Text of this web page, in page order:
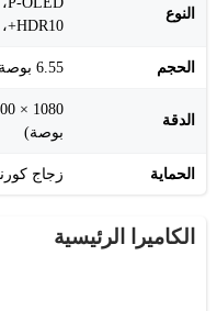
النوع
HDR10+، سطوع أقصى 1300 شمعة
الحجم 6.55 بوصة، (~90.1% نسبة الشاشة إلى الجسم)
الدقة
بوصة)
الحماية زجاج
الكاميرا الرئيسية